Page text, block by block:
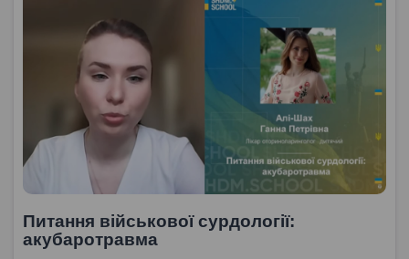
Питання військової сурдології:
акубаротравма